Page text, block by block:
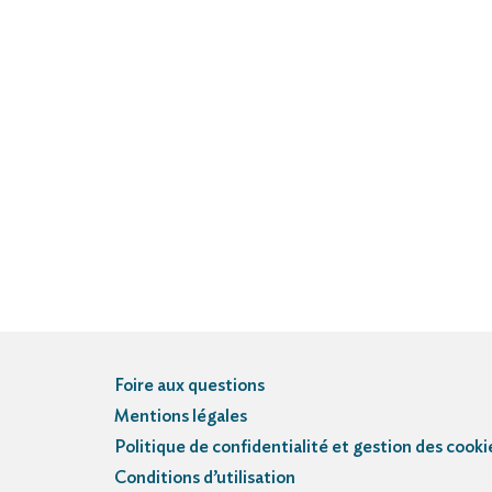
Foire aux questions
Mentions légales
Politique de confidentialité et gestion des
Conditions d’utilisation